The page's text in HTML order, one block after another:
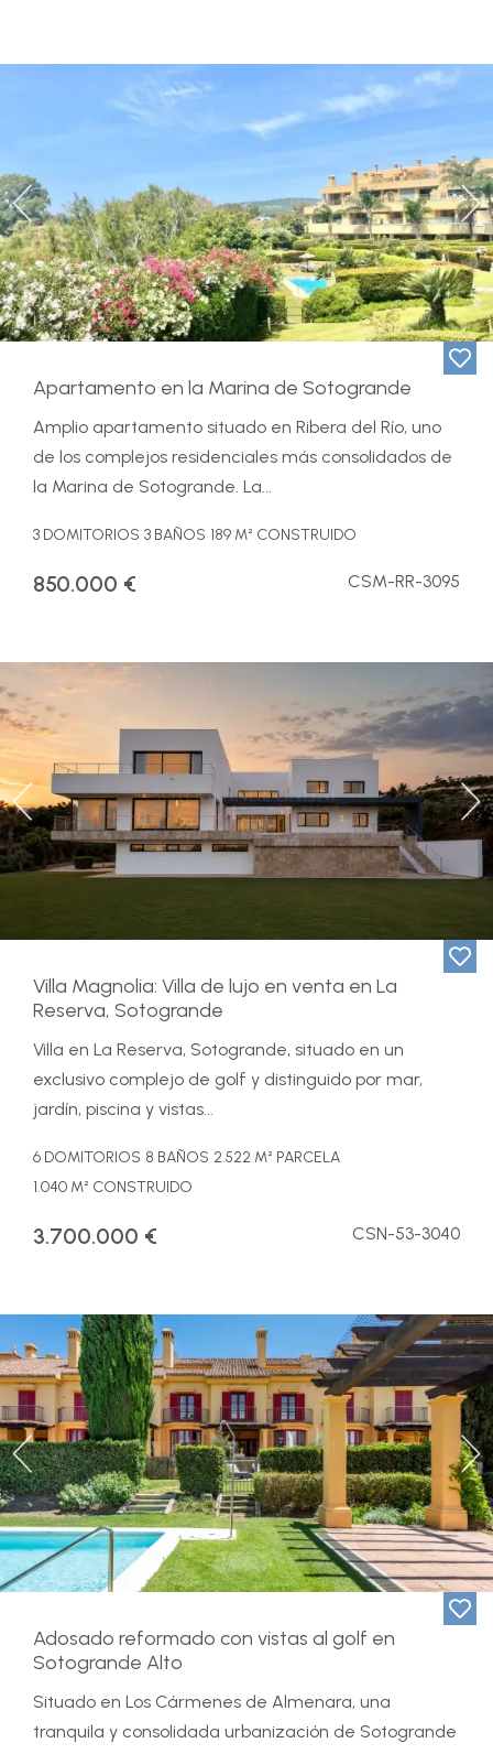
Previous
Apartamento en la Marina de Sotogrande
Amplio apartamento situado en Ribera del Río, uno
de los complejos residenciales más consolidados de
la Marina de Sotogrande. La...
3 DOMITORIOS 3 BAÑOS 189 M² CONSTRUIDO
850.000 € CSM-RR-3095
Previous
Villa Magnolia: Villa de lujo en venta en La
Reserva, Sotogrande
Villa en La Reserva, Sotogrande, situado en un
exclusivo complejo de golf y distinguido por mar,
jardín, piscina y vistas...
6 DOMITORIOS 8 BAÑOS 2.522 M² PARCELA
1.040 M² CONSTRUIDO
3.700.000 € CSN-53-3040
Previous
Adosado reformado con vistas al golf en
Sotogrande Alto
Situado en Los Cármenes de Almenara, una
tranquila y consolidada urbanización de Sotogrande